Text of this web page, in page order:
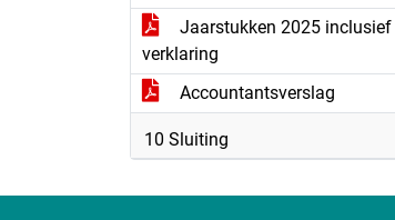
Jaarstukken 2025 inclusief
verklaring
Accountantsverslag
10 Sluiting